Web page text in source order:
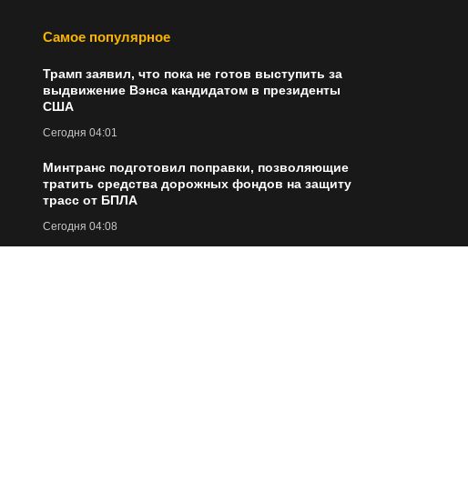
Самое популярное
Трамп заявил, что пока не готов выступить за
выдвижение Вэнса кандидатом в президенты
США
Сегодня 04:01
Минтранс подготовил поправки, позволяющие
тратить средства дорожных фондов на защиту
трасс от БПЛА
Сегодня 04:08